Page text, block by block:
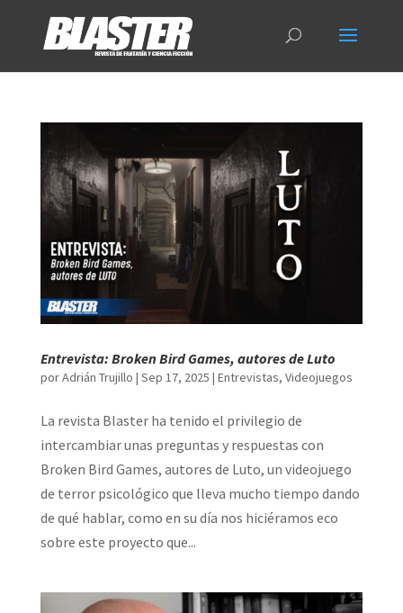
Entrevista: Broken Bird Games, autores de Luto
porAdrián Trujillo | Sep 17, 2025 | Entrevistas, Videojuegos
La revista Blaster ha tenido el privilegio de
intercambiar unas preguntas y respuestas con
Broken Bird Games, autores de Luto, un videojuego
de terror psicológico que lleva mucho tiempo dando
de qué hablar, como en su día nos hiciéramos eco
sobre este proyecto que...